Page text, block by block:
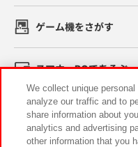
ゲーム機をさがす
スマホ・PCであそぶ
イベント・キャンペーン
We collect unique
analyze our traffic and to
share information about
analytics and advertising
other information that you